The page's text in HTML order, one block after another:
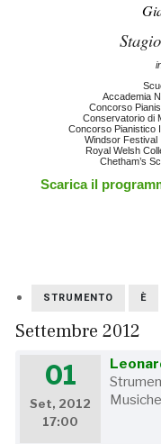
Accademia
Concorso
Conservatorio di
Concorso Pianistico
Windsor Festival
Royal Welsh
Chetham’s
Scarica il
STRUMENTO È
Settembre 2012
01
Set, 2012
17:00